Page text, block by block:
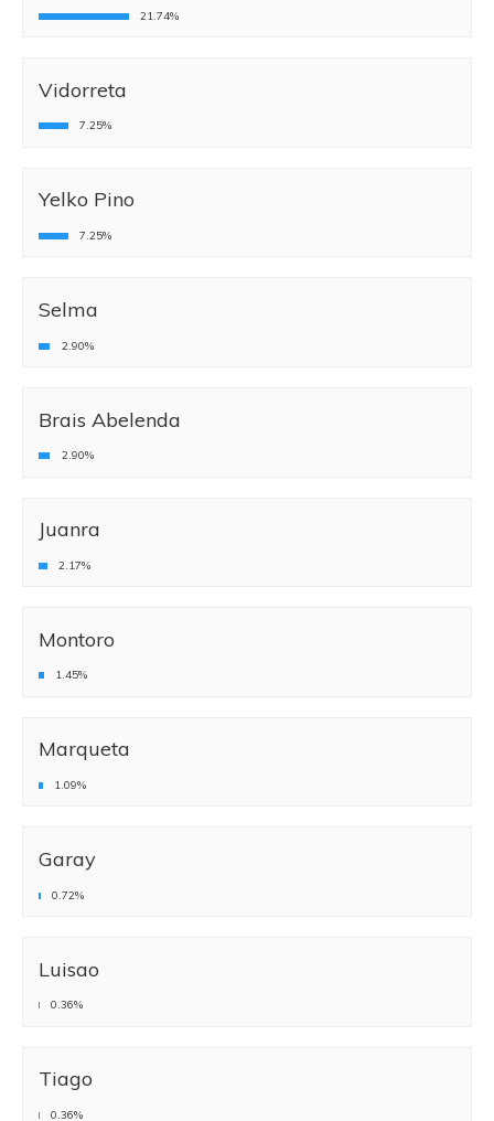
21.74%
Vidorreta
7.25%
Yelko Pino
7.25%
Selma
2.90%
Brais Abelenda
2.90%
Juanra
2.17%
Montoro
1.45%
Marqueta
1.09%
Garay
0.72%
Luisao
0.36%
Tiago
0.36%